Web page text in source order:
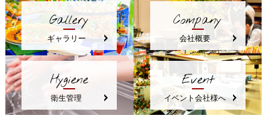
Gallery
ギャラリー
Company
会社概要
Hygiene
衛生管理
Event
イベント会社様へ